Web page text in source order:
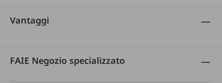
Vantaggi
FAIE Negozio specializzato